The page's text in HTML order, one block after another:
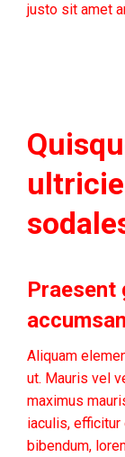
justo sit amet
Praesent
accumsan
Aliquam
ut. Mauris vel
maximus
iaculis, efficitur
bibendum,